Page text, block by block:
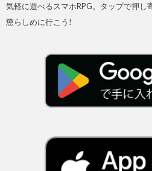
気軽に遊べるスマホRPG。タップで押し
懲らしめに行こう!